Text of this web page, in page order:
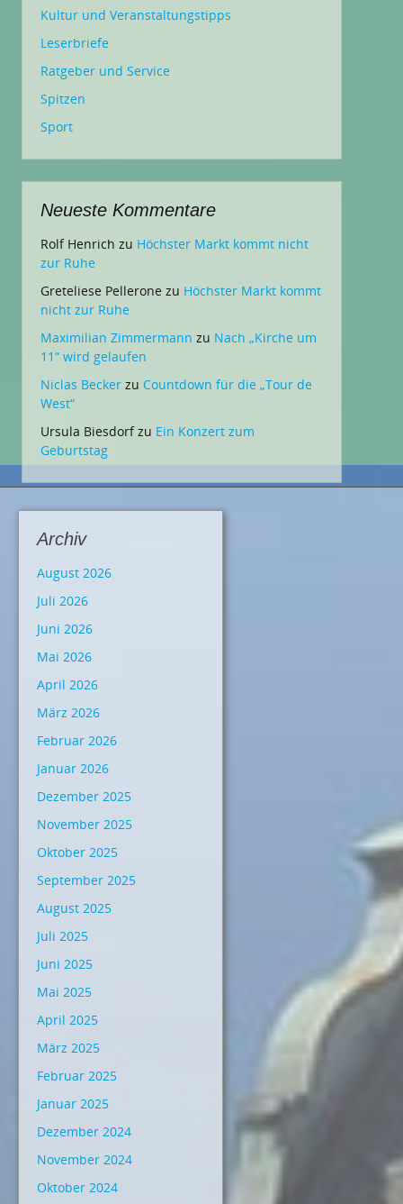
Kultur und Veranstaltungstipps
Leserbriefe
Ratgeber und Service
Spitzen
Sport
Neueste Kommentare
Rolf Henrich zu Höchster Markt kommt nicht
zur Ruhe
Greteliese Pellerone zu Höchster Markt kommt
nicht zur Ruhe
Maximilian Zimmermann zu Nach „Kirche um
11“ wird gelaufen
Niclas Becker zu Countdown für die „Tour de
West“
Ursula Biesdorfzu Ein Konzert zum
Geburtstag
Archiv
August 2026
Juli 2026
Juni 2026
Mai 2026
April 2026
März 2026
Februar 2026
Januar 2026
Dezember 2025
November 2025
Oktober 2025
September 2025
August 2025
Juli 2025
Juni 2025
Mai 2025
April 2025
März 2025
Februar 2025
Januar 2025
Dezember 2024
November 2024
Oktober 2024